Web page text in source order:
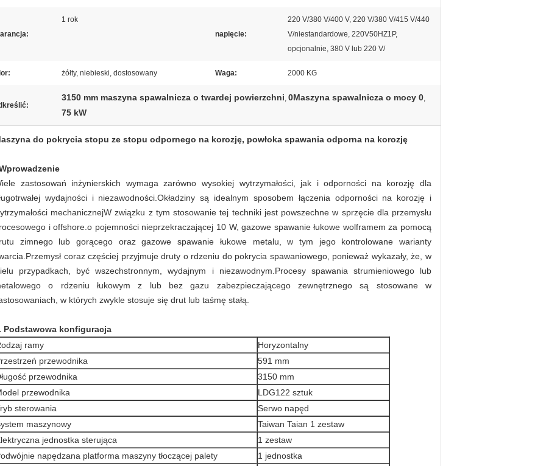
1 rok
napięcie:
220 V/380 V/400 V, 220 V/380 V/415 V/440
V/niestandardowe, 220V50HZ1P,
opcjonalnie, 380 V lub 220 V/
żółty, niebieski, dostosowany Waga: 2000 KG
3150 mm maszyna spawalnicza o twardej powierzchni, 0Maszyna spawalnicza o mocy 0,
75 kW
do pokrycia stopu ze stopu odpornego na korozję, powłoka spawania odporna na korozję
zastosowań inżynierskich wymaga zarówno wysokiej wytrzymałości, jak i odporności na korozję dla
wydajności i niezawodności.Okładziny są idealnym sposobem łączenia odporności na korozję i
mechanicznejW związku z tym stosowanie tej techniki jest powszechne w sprzęcie dla przemysłu
i offshore.o pojemności nieprzekraczającej 10 W, gazowe spawanie łukowe wolframem za pomocą
zimnego lub gorącego oraz gazowe spawanie łukowe metalu, w tym jego kontrolowane warianty
coraz częściej przyjmuje druty o rdzeniu do pokrycia spawaniowego, ponieważ wykazały, że, w
przypadkach, być wszechstronnym, wydajnym i niezawodnym.Procesy spawania strumieniowego lub
o rdzeniu łukowym z lub bez gazu zabezpieczającego zewnętrznego są stosowane w
w których zwykle stosuje się drut lub taśmę stałą.
Podstawowa konfiguracja
ramy
Horyzontalny
przewodnika
591 mm
przewodnika
3150 mm
przewodnika
LDG122 sztuk
sterowania
Serwo napęd
maszynowy
Taiwan Taian 1 zestaw
jednostka sterująca
1 zestaw
napędzana platforma maszyny tłoczącej palety
1 jednostka